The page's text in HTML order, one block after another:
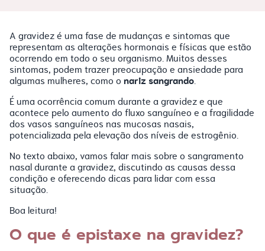
A gravidez é uma fase de mudanças e sintomas que
representam as alterações hormonais e físicas que estão
ocorrendo em todo o seu organismo. Muitos desses
sintomas, podem trazer preocupação e ansiedade para
algumas mulheres, como onariz sangrando.
É uma ocorrência comum durante a gravidez e que
acontece pelo aumento do fluxo sanguíneo e a fragilidade
dos vasos sanguíneos nas mucosas nasais,
potencializada pela elevação dos níveis de estrogênio.
No texto abaixo, vamos falar mais sobre o sangramento
nasal durante a gravidez, discutindo as causas dessa
condição e oferecendo dicas para lidar com essa
situação.
Boa leitura!
O que é epistaxe na gravidez?